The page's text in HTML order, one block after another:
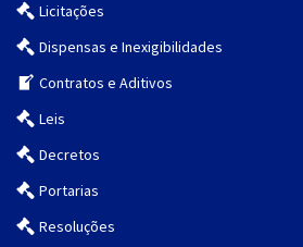
Licitações
Dispensas e Inexigibilidades
Contratos e Aditivos
Leis
Decretos
Portarias
Resoluções